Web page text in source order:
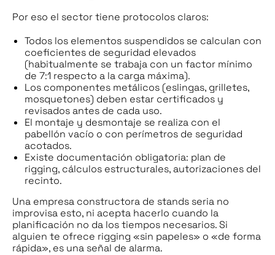
Por eso el sector tiene protocolos claros:
Todos los elementos suspendidos se calculan con
coeficientes de seguridad elevados
(habitualmente se trabaja con un factor mínimo
de 7:1 respecto a la carga máxima).
Los componentes metálicos (eslingas, grilletes,
mosquetones) deben estar certificados y
revisados antes de cada uso.
El montaje y desmontaje se realiza con el
pabellón vacío o con perímetros de seguridad
acotados.
Existe documentación obligatoria: plan de
rigging, cálculos estructurales, autorizaciones del
recinto.
Una empresa constructora de stands seria no
improvisa esto, ni acepta hacerlo cuando la
planificación no da los tiempos necesarios. Si
alguien te ofrece rigging «sin papeles» o «de forma
rápida», es una señal de alarma.